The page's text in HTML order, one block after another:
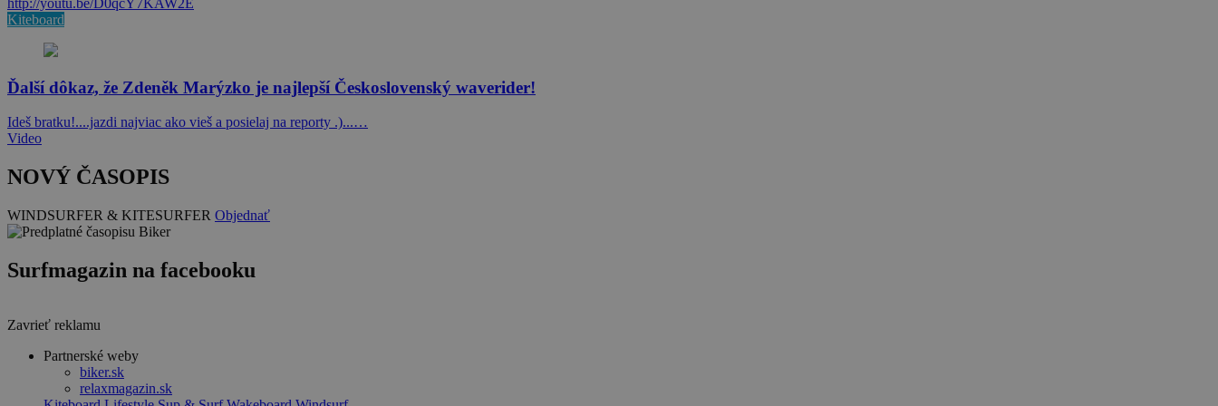
Kiteboard
Ďalší dôkaz, že Zdeněk Marýzko je najlepší Československý waverider!
Ideš bratku!....jazdi najviac ako vieš a posielaj na reporty .)...…
Video
NOVÝ ČASOPIS
WINDSURFER & KITESURFER Objednať
Surfmagazin na facebooku
Zavrieť reklamu
Partnerské weby
biker.sk
relaxmagazin.sk